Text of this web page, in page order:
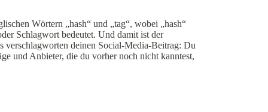
Wörtern „hash“ und „tag“, wobei „hash“
Schlagwort bedeutet. Und damit ist der
verschlagworten deinen Social-Media-Beitrag: Du
und Anbieter, die du vorher noch nicht kanntest,